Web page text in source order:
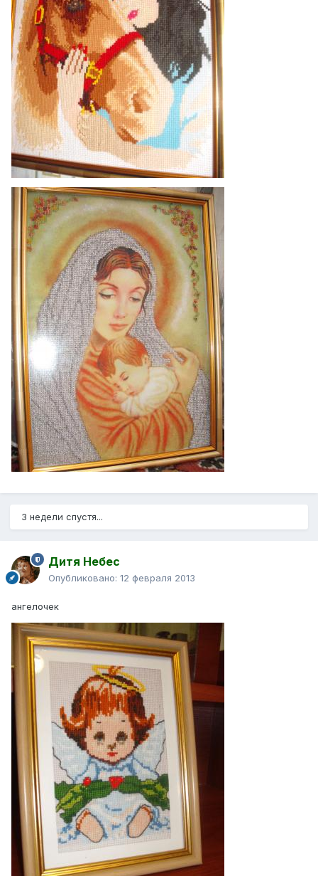
3 недели спустя...
Дитя Небес
Опубликовано: 12 февраля 2013
ангелочек